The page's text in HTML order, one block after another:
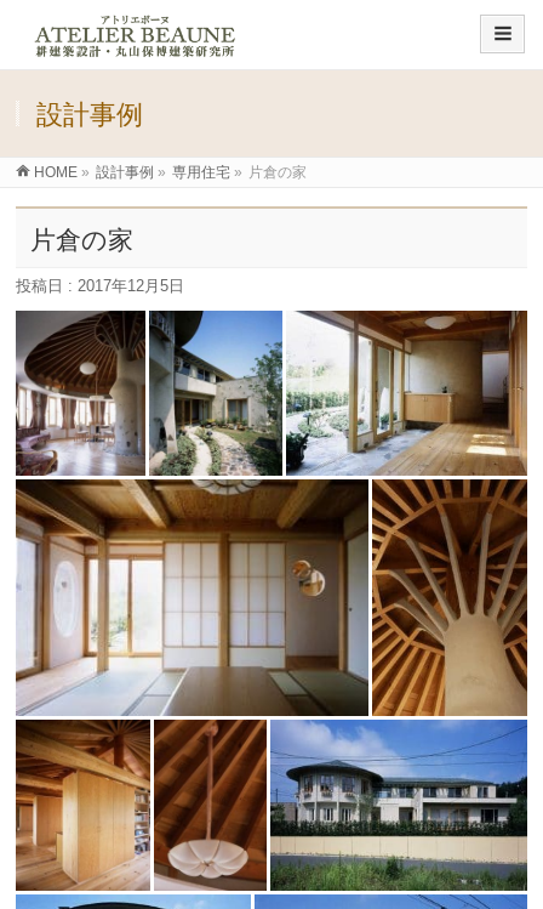
設計事例
HOME » 設計事例 » 専用住宅 » 片倉の家
片倉の家
投稿日 : 2017年12月5日